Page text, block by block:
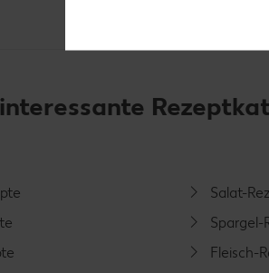
Salat-
Spargel-
Fleisch-